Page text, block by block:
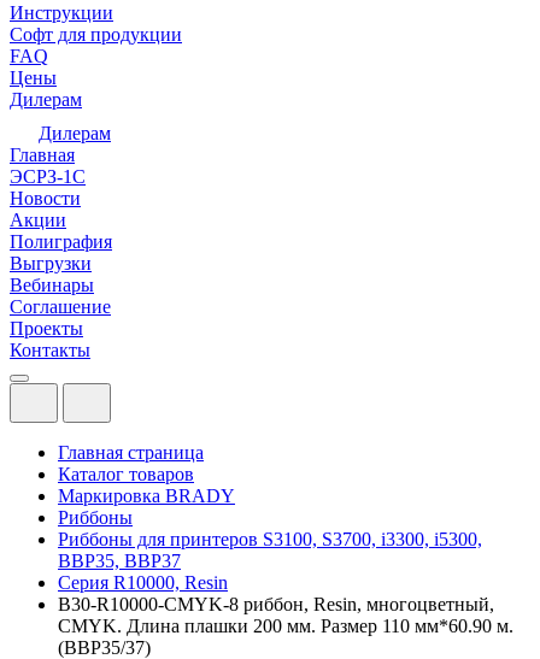
Инструкции
Софт для продукции
FAQ
Цены
Дилерам
Дилерам
Главная
ЭСРЗ-1С
Новости
Акции
Полиграфия
Выгрузки
Вебинары
Соглашение
Проекты
Контакты
Главная страница
Каталог товаров
Маркировка BRADY
Риббоны
Риббоны для принтеров S3100, S3700, i3300, i5300,
BBP35, BBP37
Серия R10000, Resin
B30-R10000-CMYK-8 риббон, Resin, многоцветный,
CMYK. Длина плашки 200 мм. Размер 110 мм*60.90 м.
(BBP35/37)